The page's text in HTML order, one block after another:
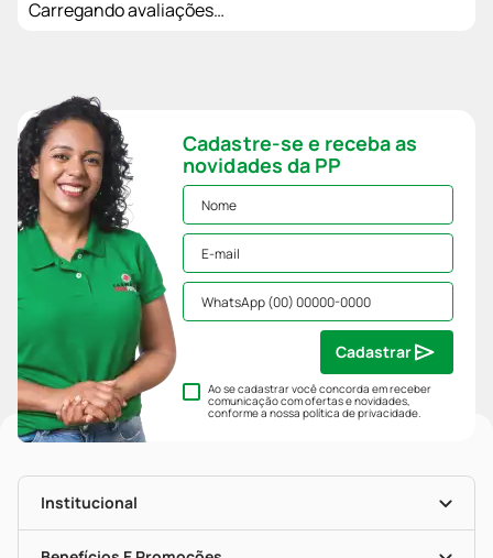
Carregando avaliações…
Cadastre-se e receba as
novidades da PP
Ao se cadastrar você concorda em receber
comunicação com ofertas e novidades,
conforme a nossapolítica de privacidade.
Cadastrar
Institucional
História